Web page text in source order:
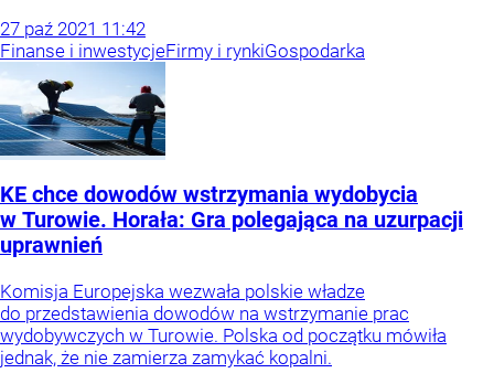
27 paź 2021 11:42
Finanse i inwestycjeFirmy i rynkiGospodarka
KE chce dowodów wstrzymania wydobycia
w Turowie. Horała: Gra polegająca na uzurpacji
uprawnień
Komisja Europejska wezwała polskie władze
do przedstawienia dowodów na wstrzymanie prac
wydobywczych w Turowie. Polska od początku mówiła
jednak, że nie zamierza zamykać kopalni.